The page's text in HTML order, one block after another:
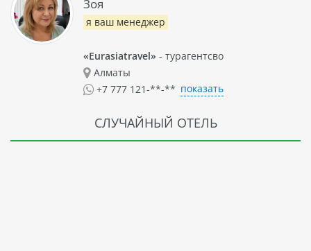
Зоя
я ваш менеджер
«Eurasiatravel» - турагентсво
Алматы
+7 777 121-**-** показать
СЛУЧАЙНЫЙ ОТЕЛЬ